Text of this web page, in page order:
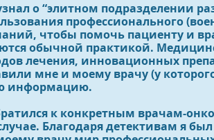
о “элитном подразделении
профессионального
чтобы помочь пациенту и
обычной практикой.
лечения, инновационных
мне и моему врачу (у
информацию.
к конкретным врачам-
Благодаря детективам я